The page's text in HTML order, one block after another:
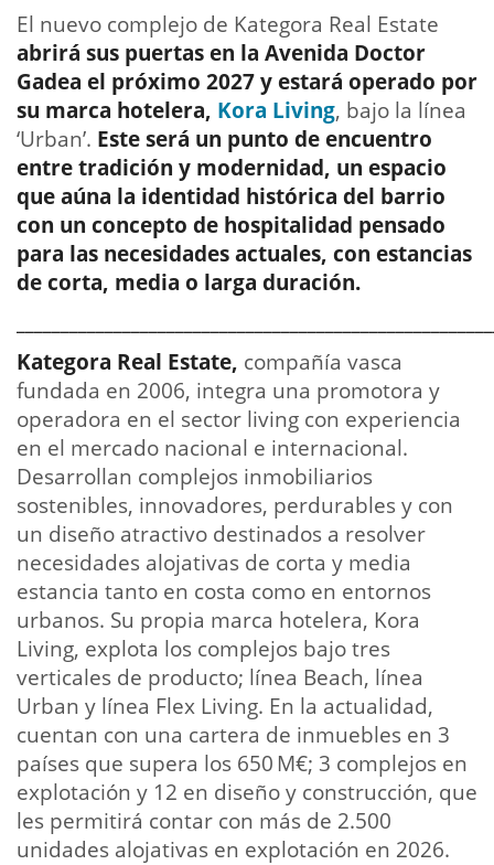
El nuevo complejo de Kategora Real Estate
abrirá sus puertas en la Avenida Doctor
Gadea el próximo 2027 y estará operado por
su marca hotelera, Kora Living, bajo la línea
‘Urban’. Este será un punto de encuentro
entre tradición y modernidad, un espacio
que aúna la identidad histórica del barrio
con un concepto de hospitalidad pensado
para las necesidades actuales, con estancias
de corta, media o larga duración.
Kategora Real Estate, compañía vasca
fundada en 2006, integra una promotora y
operadora en el sector living con experiencia
en el mercado nacional e internacional.
Desarrollan complejos inmobiliarios
sostenibles, innovadores, perdurables y con
un diseño atractivo destinados a resolver
necesidades alojativas de corta y media
estancia tanto en costa como en entornos
urbanos. Su propia marca hotelera, Kora
Living, explota los complejos bajo tres
verticales de producto; línea Beach, línea
Urban y línea Flex Living. En la actualidad,
cuentan con una cartera de inmuebles en 3
países que supera los 650 M€; 3 complejos en
explotación y 12 en diseño y construcción, que
les permitirá contar con más de 2.500
unidades alojativas en explotación en 2026.